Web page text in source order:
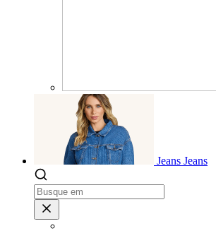
Jeans Jeans